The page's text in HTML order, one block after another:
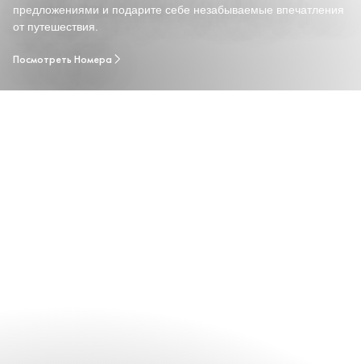
предложениями и подарите себе незабываемые впечатления
от путешествия.
Посмотреть Номера